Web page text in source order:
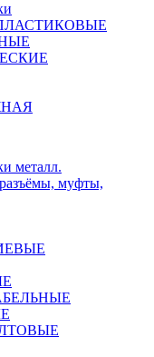
металл.
муфты,